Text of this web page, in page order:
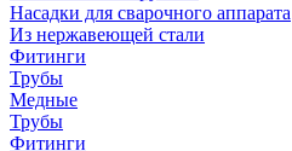
Насадки для сварочного аппарата
Из нержавеющей стали
Фитинги
Трубы
Медные
Трубы
Фитинги